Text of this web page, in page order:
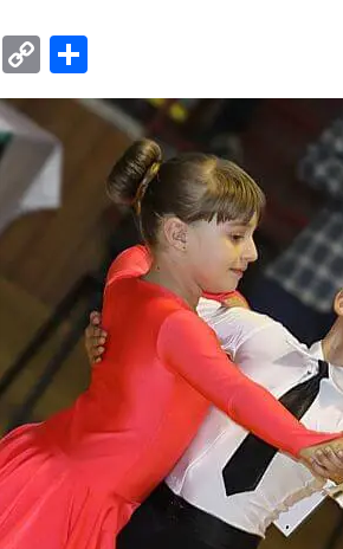
T
el
e
gr
m
C
o
p
y
Li
ar
ta
je
a
ă